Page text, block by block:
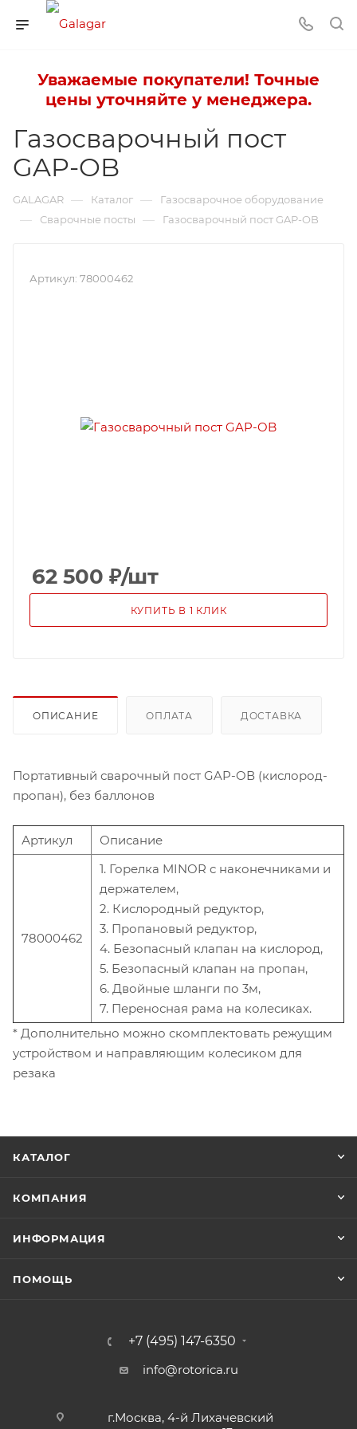
Уважаемые покупатели! Точные
цены уточняйте у менеджера.
Газосварочный пост
GAP-OB
GALAGAR — Каталог — Газосварочное оборудование
— Сварочные посты — Газосварочный пост GAP-OB
Артикул: 78000462
62 500 ₽/шт
КУПИТЬ В 1 КЛИК
ОПИСАНИЕ ОПЛАТА ДОСТАВКА
Портативный сварочный пост GAP-OВ (кислород-
пропан), без баллонов
Артикул Описание
78000462
1. Горелка MINOR с наконечниками и
держателем,
2. Кислородный редуктор,
3. Пропановый редуктор,
4. Безопасный клапан на кислород,
5. Безопасный клапан на пропан,
6. Двойные шланги по 3м,
7. Переносная рама на колесиках.
* Дополнительно можно скомплектовать режущим
устройством и направляющим колесиком для
резака
КАТАЛОГ
КОМПАНИЯ
ИНФОРМАЦИЯ
ПОМОЩЬ
+7 (495) 147-6350
info@rotorica.ru
г.Москва, 4-й Лихачевский